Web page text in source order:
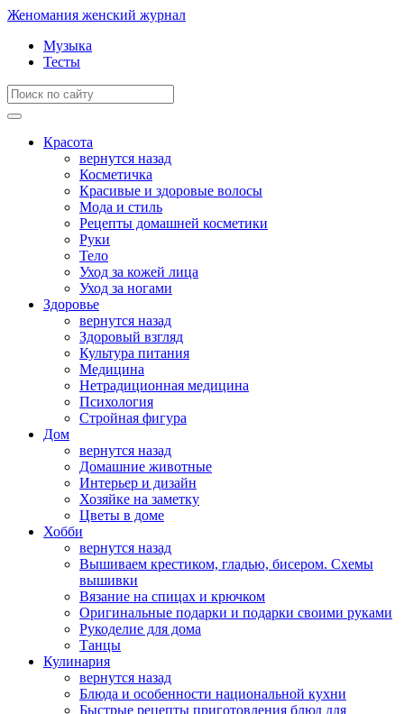
Женомания женский журнал
Музыка
Тесты
Красота
вернутся назад
Косметичка
Красивые и здоровые волосы
Мода и стиль
Рецепты домашней косметики
Руки
Тело
Уход за кожей лица
Уход за ногами
Здоровье
вернутся назад
Здоровый взгляд
Культура питания
Медицина
Нетрадиционная медицина
Психология
Стройная фигура
Дом
вернутся назад
Домашние животные
Интерьер и дизайн
Хозяйке на заметку
Цветы в доме
Хобби
вернутся назад
Вышиваем крестиком, гладью, бисером. Схемы
вышивки
Вязание на спицах и крючком
Оригинальные подарки и подарки своими руками
Рукоделие для дома
Танцы
Кулинария
вернутся назад
Блюда и особенности национальной кухни
Быстрые рецепты приготовления блюд для